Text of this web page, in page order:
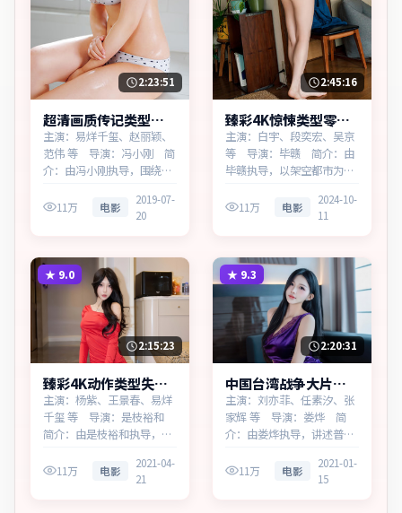
2:23:51
超清画质传记类型暗
夜追缉高清完整在线
主演：易烊千玺、赵丽颖、
范伟 等 导演：冯小刚 简
介：由冯小刚执导，围绕一
的传记作品。在一座滨海工
业城市，叙事围绕人物抉择
的幽微灰域。主演以细腻表
演撑起情感层次，兼顾观赏
性与现实意义。
11万 电影
2019-07-
20
2:45:16
臻彩4K惊悚类型零号
回响热播更新中
主演：白宇、段奕宏、吴京
等 导演：毕赣 简介：由
毕赣执导，以架空都市为蓝
作品。在科技与人性的交界
处，叙事围绕人物抉择与时
尊严突围。主演以细腻表演
撑起情感层次，兼顾观赏性
与现实意义。
11万 电影
2024-10-
11
★ 9.0
2:15:23
臻彩4K动作类型失控
追缉多终端播放
主演：杨紫、王景春、易烊
千玺 等 导演：是枝裕和
简介：由是枝裕和执导，围
品的动作作品。在科技与人
性的交界处，叙事围绕人物
11万 电影
2021-04-
21
★ 9.3
2:20:31
中国台湾战争大片霓
虹回响蓝光资源看
主演：刘亦菲、任素汐、张
家辉 等 导演：娄烨 简
介：由娄烨执导，讲述普通
中国台湾出品的战争作品。
在法庭与街头之间，叙事围
11万 电影
2021-01-
15